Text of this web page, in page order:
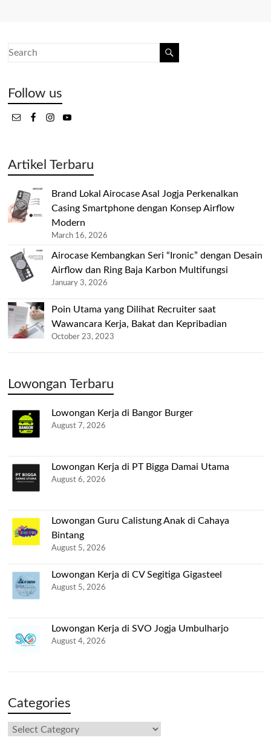
Follow us
Artikel Terbaru
Brand Lokal Airocase Asal Jogja Perkenalkan
Casing Smartphone dengan Konsep Airflow
Modern
March 16, 2026
Airocase Kembangkan Seri “Ironic” dengan Desain
Airflow dan Ring Baja Karbon Multifungsi
January 3, 2026
Poin Utama yang Dilihat Recruiter saat
Wawancara Kerja, Bakat dan Kepribadian
October 23, 2023
Lowongan Terbaru
Lowongan Kerja di Bangor Burger
August 7, 2026
Lowongan Kerja di PT Bigga Damai Utama
August 6, 2026
Lowongan Guru Calistung Anak di Cahaya
Bintang
August 5, 2026
Lowongan Kerja di CV Segitiga Gigasteel
August 5, 2026
Lowongan Kerja di SVO Jogja Umbulharjo
August 4, 2026
Categories